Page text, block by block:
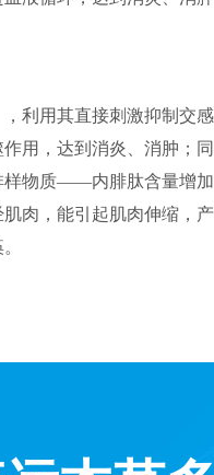
利用其直接刺激抑制交
用，达到消炎、消肿；
样物质——内腓肽含量增
肉，能引起肌肉伸缩，